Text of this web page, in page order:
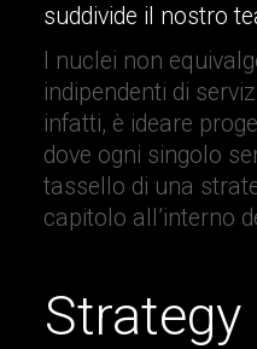
suddivide il nostro
I nuclei non
indipendenti di
infatti, è ideare
dove ogni singolo
tassello di una
capitolo all’interno
Strategy